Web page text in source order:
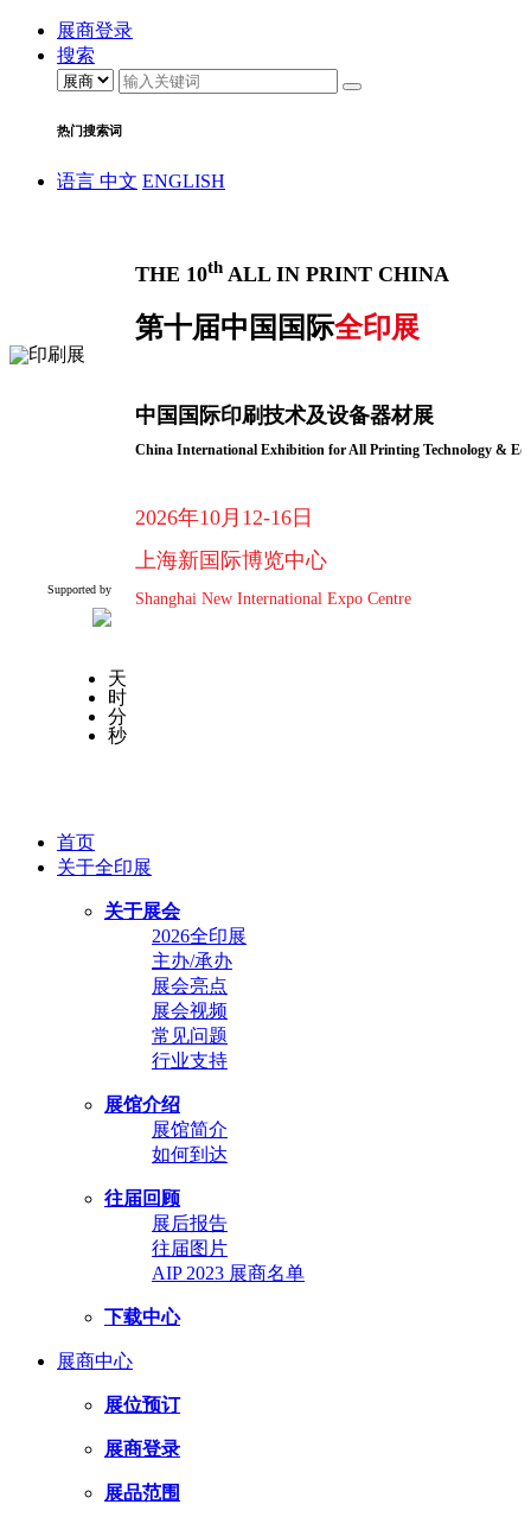
展商登录
搜索
热门搜索词
语言 中文 ENGLISH
THE 10th ALL IN PRINT CHINA
第十届中国国际全印展
中国国际印刷技术及设备器材展
China International Exhibition for All Printing Technology &
2026年10月12-16日
上海新国际博览中心
Shanghai New International Expo Centre
Supported by
天
时
分
秒
首页
关于全印展
关于展会
2026全印展
主办/承办
展会亮点
展会视频
常见问题
行业支持
展馆介绍
展馆简介
如何到达
往届回顾
展后报告
往届图片
AIP 2023 展商名单
下载中心
展商中心
展位预订
展商登录
展品范围